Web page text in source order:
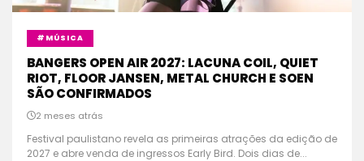
#MÚSICA
BANGERS OPEN AIR 2027: LACUNA COIL, QUIET
RIOT, FLOOR JANSEN, METAL CHURCH E SOEN
SÃO CONFIRMADOS
2 meses atrás
Festival paulistano revela as primeiras atrações da edição de
2027 e abre venda de ingressos Early Bird. Dois dias de...